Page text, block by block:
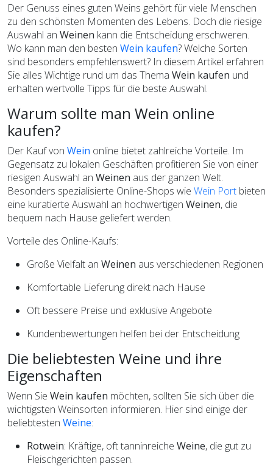
Der Genuss eines guten Weins gehört für viele Menschen
zu den schönsten Momenten des Lebens. Doch die riesige
Auswahl an Weinen kann die Entscheidung erschweren.
Wo kann man den besten Wein kaufen? Welche Sorten
sind besonders empfehlenswert? In diesem Artikel erfahren
Sie alles Wichtige rund um das Thema Wein kaufen und
erhalten wertvolle Tipps für die beste Auswahl.
Warum sollte man Wein online
kaufen?
Der Kauf von Wein online bietet zahlreiche Vorteile. Im
Gegensatz zu lokalen Geschäften profitieren Sie von einer
riesigen Auswahl an Weinen aus der ganzen Welt.
Besonders spezialisierte Online-Shops wie Wein Port bieten
eine kuratierte Auswahl an hochwertigen Weinen, die
bequem nach Hause geliefert werden.
Vorteile des Online-Kaufs:
Große Vielfalt an Weinen aus verschiedenen Regionen
Komfortable Lieferung direkt nach Hause
Oft bessere Preise und exklusive Angebote
Kundenbewertungen helfen bei der Entscheidung
Die beliebtesten Weine und ihre
Eigenschaften
Wenn Sie Wein kaufen möchten, sollten Sie sich über die
wichtigsten Weinsorten informieren. Hier sind einige der
beliebtesten Weine:
Rotwein: Kräftige, oft tanninreiche Weine, die gut zu
Fleischgerichten passen.